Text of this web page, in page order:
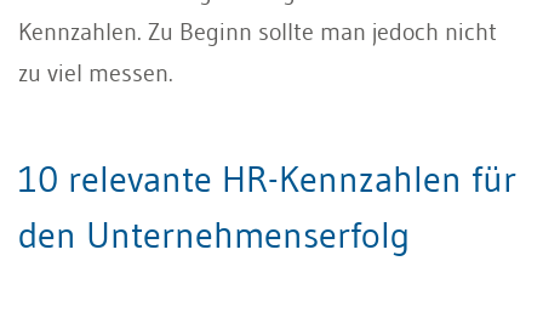
Kennzahlen. Zu Beginn sollte man jedoch nicht
zu viel messen.
10 relevante HR-Kennzahlen für
den Unternehmenserfolg